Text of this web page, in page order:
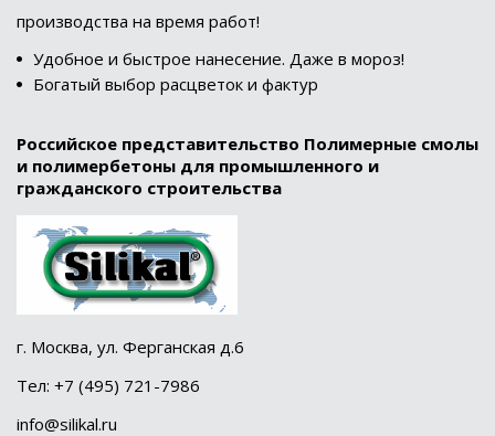
производства на время работ!
Удобное и быстрое нанесение. Даже в мороз!
Богатый выбор расцветок и фактур
Российское представительство Полимерные смолы
и полимербетоны для промышленного и
гражданского строительства
г. Москва, ул. Ферганская д.6
Тел: +7 (495) 721-7986
info@silikal.ru